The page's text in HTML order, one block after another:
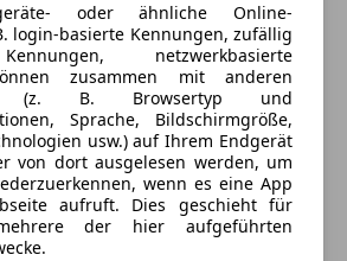
oder ähnliche Online-
login-basierte Kennungen, zufällig
netzwerkbasierte
zusammen mit anderen
(z. B. Browsertyp und
Sprache, Bildschirmgröße,
usw.) auf Ihrem Endgerät
von dort ausgelesen werden, um
wenn es eine App
aufruft. Dies geschieht für
der hier aufgeführten